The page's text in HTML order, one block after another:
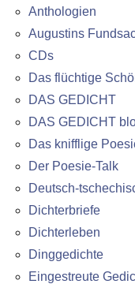
Anthologien
Augustins
CDs
Das flüchtige
DAS GEDICHT
DAS GEDICHT
Das knifflige
Der Poesie-Talk
Deutsch-
Dichterbriefe
Dichterleben
Dinggedichte
Eingestreute